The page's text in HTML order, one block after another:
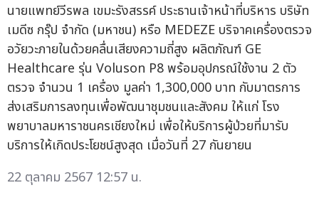
นายแพทย์วีรพล เขมะรังสรรค์ ประธานเจ้าหน้าที่บริหาร บริษัท
เมดีซ กรุ๊ป จำกัด (มหาชน) หรือ MEDEZE บริจาคเครื่องตรวจ
อวัยวะภายในด้วยคลื่นเสียงความถี่สูง ผลิตภัณฑ์ GE
Healthcare รุ่น Voluson P8 พร้อมอุปกรณ์ใช้งาน 2 ตัว
ตรวจ จำนวน 1 เครื่อง มูลค่า 1,300,000 บาท กับมาตรการ
ส่งเสริมการลงทุนเพื่อพัฒนาชุมชนและสังคม ให้แก่ โรง
พยาบาลมหาราชนครเชียงใหม่ เพื่อให้บริการผู้ป่วยที่มารับ
บริการให้เกิดประโยชน์สูงสุด เมื่อวันที่ 27 กันยายน
22 ตุลาคม 2567 12:57 น.